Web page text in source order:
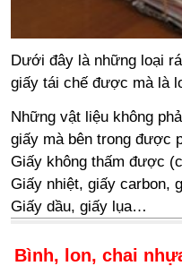
Dưới đây là những loại
giấy tái chế được mà là
Những vật liệu không
giấy mà bên trong được
Giấy không thấm được
Giấy nhiệt, giấy carbon,
Giấy dầu, giấy lụa…
Bình, lon, chai